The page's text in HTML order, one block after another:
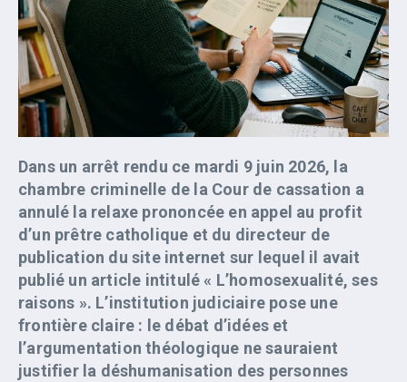
Dans un arrêt rendu ce mardi 9 juin 2026, la
chambre criminelle de la Cour de cassation a
annulé la relaxe prononcée en appel au profit
d’un prêtre catholique et du directeur de
publication du site internet sur lequel il avait
publié un article intitulé « L’homosexualité, ses
raisons ». L’institution judiciaire pose une
frontière claire : le débat d’idées et
l’argumentation théologique ne sauraient
justifier la déshumanisation des personnes